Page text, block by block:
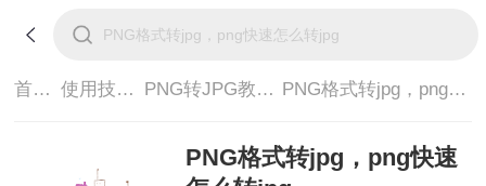
首页> 使用技巧> PNG转JPG教程> PNG格式转jpg，png快速怎么转jpg
PNG格式转jpg，png快速